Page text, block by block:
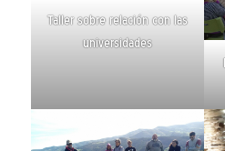
Taller sobre relación con las
universidades